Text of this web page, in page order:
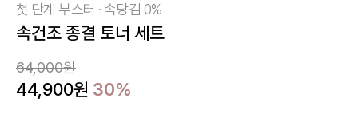
첫 단계 부스터 · 속당김 0%
속건조 종결 토너 세트
64,000원
44,900원 30%